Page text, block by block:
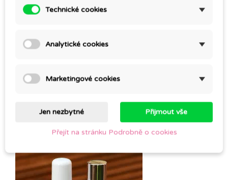
ŠÍPKOVÝ ČISTÍCÍ OLEJ
Technické cookies
Analytické cookies
Marketingové cookies
Jen nezbytné Přijmout vše
Přejít na stránku Podrobně o cookies